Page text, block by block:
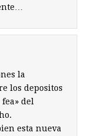
la
los depositos
del
esta nueva